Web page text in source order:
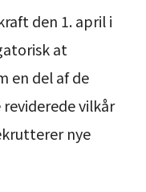
den 1. april i
at
en del af de
vilkår
nye